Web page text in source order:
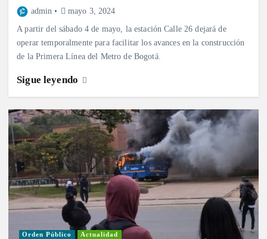
admin mayo 3, 2024
A partir del sábado 4 de mayo, la estación Calle 26 dejará de
operar temporalmente para facilitar los avances en la construcción
de la Primera Línea del Metro de Bogotá.
Sigue leyendo
Orden Público Actualidad